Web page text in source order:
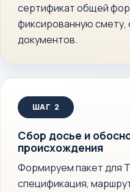
сертификат общей
фиксированную смету,
документов.
Сбор досье и
происхождения
Формируем пакет для
спецификация,